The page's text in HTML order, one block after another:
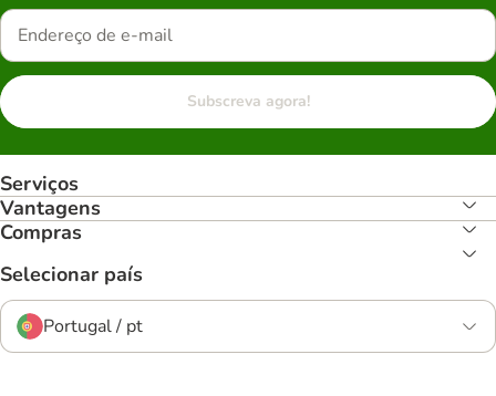
Subscreva agora!
Serviços
Vantagens
Compras
Selecionar país
Portugal / pt